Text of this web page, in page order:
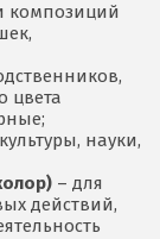
композиций
цвета
науки,
– для
действий,